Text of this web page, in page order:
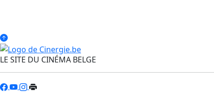
LE SITE DU CINÉMA BELGE